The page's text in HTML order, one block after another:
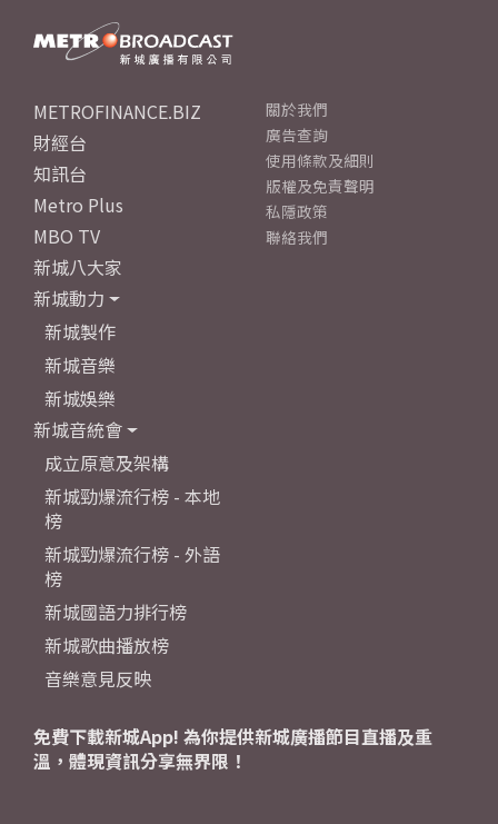
METROFINANCE.BIZ
財經台
知訊台
Metro Plus
MBO TV
新城八大家
新城動力
新城製作
新城音樂
新城娛樂
新城音統會
成立原意及架構
新城勁爆流行榜 - 本地
榜
新城勁爆流行榜 - 外語
榜
新城國語力排行榜
新城歌曲播放榜
音樂意見反映
關於我們
廣告查詢
使用條款及細則
版權及免責聲明
私隱政策
聯絡我們
免費下載新城App! 為你提供新城廣播節目直播及重
溫，體現資訊分享無界限！